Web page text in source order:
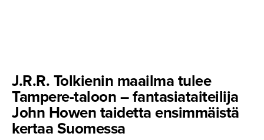
J.R.R. Tolkienin maailma tulee
Tampere-taloon – fantasia­tai­teilija
John Howen taidetta ensimmäistä
kertaa Suomessa